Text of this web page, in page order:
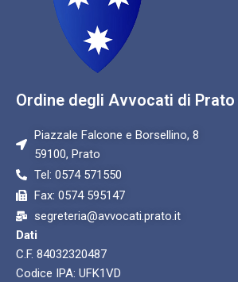
Ordine degli Avvocati di Prato
Piazzale Falcone e Borsellino, 8
59100, Prato
Tel: 0574 571550
Fax: 0574 595147
segreteria@avvocati.prato.it
Dati
C.F. 84032320487
Codice IPA: UFK1VD